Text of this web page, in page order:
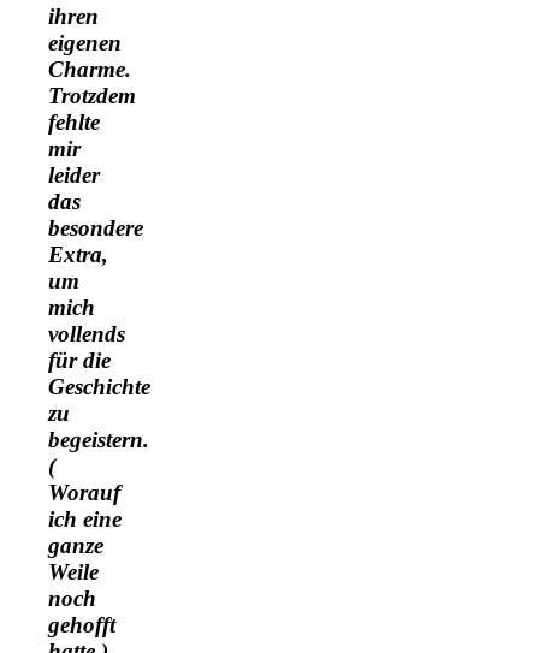
ihren
eigenen
Charme.
Trotzdem
fehlte
mir
leider
das
besondere
Extra,
um
mich
vollends
für die
Geschichte
zu
begeistern.
(
Worauf
ich eine
ganze
Weile
noch
gehofft